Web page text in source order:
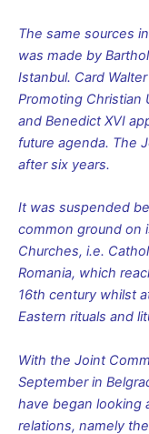
The same sources
was made by
Istanbul. Card
Promoting Christian
and Benedict XVI
future agenda. The
after six years.
It was suspended
common ground on
Churches, i.e.
Romania, which
16th century whilst
Eastern rituals and
With the Joint
September in
have began looking
relations, namely